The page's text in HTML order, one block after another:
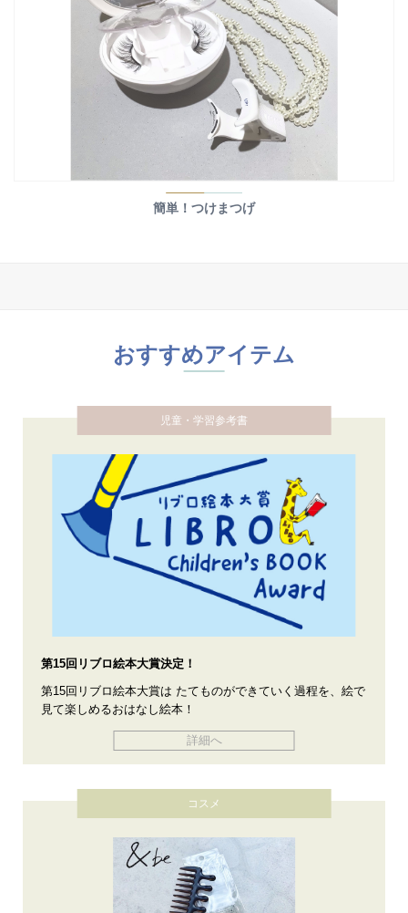
簡単！つけまつげ
おすすめアイテム
児童・学習参考書
第15回リブロ絵本大賞決定！
第15回リブロ絵本大賞は たてものができていく過程を、絵で
見て楽しめるおはなし絵本！
詳細へ
コスメ